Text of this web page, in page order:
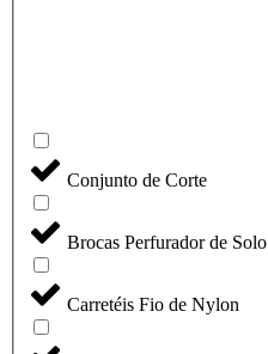
Conjunto de Corte
Brocas Perfurador de Solo
Carretéis Fio de Nylon